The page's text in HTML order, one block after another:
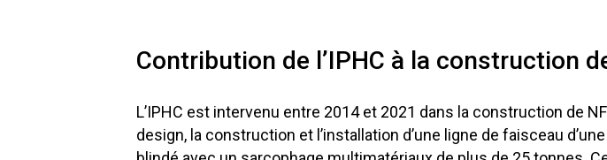
Contribution de l’IPHC à la construction
L’IPHC est intervenu entre 2014 et 2021 dans la construction de
design, la construction et l’installation d’une ligne de faisceau